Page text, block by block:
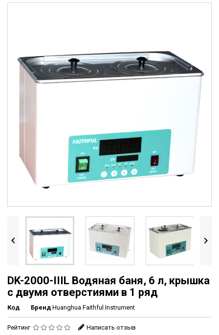
 
DK-2000-IIIL Водяная баня, 6 л, крышка
с двумя отверстиями в 1 ряд
Код Бренд Huanghua Faithful Instrument
Рейтинг Написать отзыв